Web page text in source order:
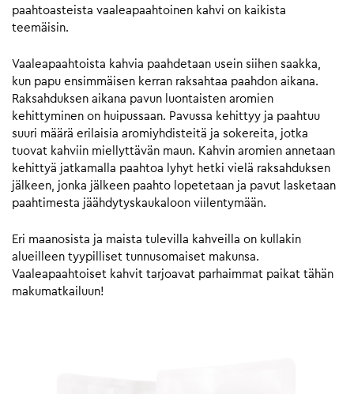
paahtoasteista vaaleapaahtoinen kahvi on kaikista
teemäisin.
Vaaleapaahtoista kahvia paahdetaan usein siihen saakka,
kun papu ensimmäisen kerran raksahtaa paahdon aikana.
Raksahduksen aikana pavun luontaisten aromien
kehittyminen on huipussaan. Pavussa kehittyy ja paahtuu
suuri määrä erilaisia aromiyhdisteitä ja sokereita, jotka
tuovat kahviin miellyttävän maun. Kahvin aromien annetaan
kehittyä jatkamalla paahtoa lyhyt hetki vielä raksahduksen
jälkeen, jonka jälkeen paahto lopetetaan ja pavut lasketaan
paahtimesta jäähdytyskaukaloon viilentymään.
Eri maanosista ja maista tulevilla kahveilla on kullakin
alueilleen tyypilliset tunnusomaiset makunsa.
Vaaleapaahtoiset kahvit tarjoavat parhaimmat paikat tähän
makumatkailuun!